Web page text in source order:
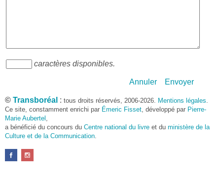
caractères disponibles.
Annuler Envoyer
© Transboréal : tous droits réservés, 2006-2026. Mentions légales.
Ce site, constamment enrichi par Émeric Fisset, développé par Pierre-
Marie Aubertel ,
a bénéficié du concours du Centre national du livre et du ministère de la
Culture et de la Communication.